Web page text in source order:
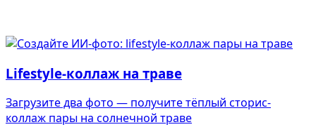
Lifestyle-коллаж на траве
Загрузите два фото — получите тёплый сторис-
коллаж пары на солнечной траве